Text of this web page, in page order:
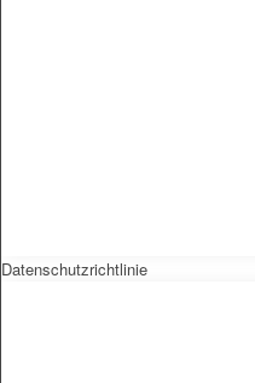
Datenschutzrichtlinie